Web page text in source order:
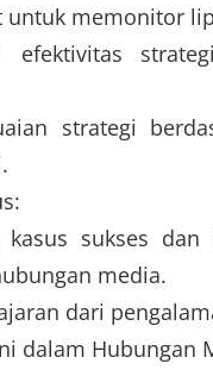
untuk memonitor
efektivitas
strategi
kasus sukses dan
media.
dari
dalam Hubungan